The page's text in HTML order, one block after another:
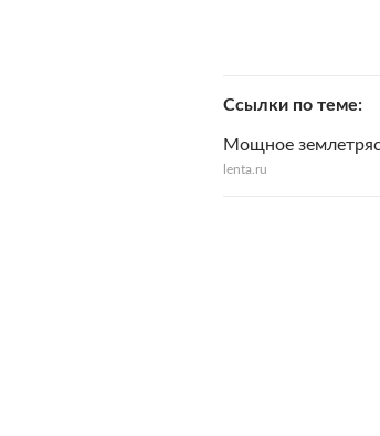
Ссылки по теме
Мощное
lenta.ru